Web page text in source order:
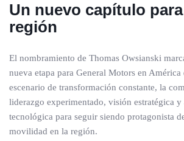
Un nuevo capítulo
región
El nombramiento de Thomas Owsianski
nueva etapa para General Motors en América
escenario de transformación constante, la
liderazgo experimentado, visión estratégica y
tecnológica para seguir siendo protagonista
movilidad en la región.